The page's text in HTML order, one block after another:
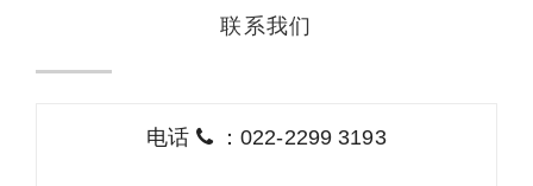
联系我们
电话 ：022-2299 3193